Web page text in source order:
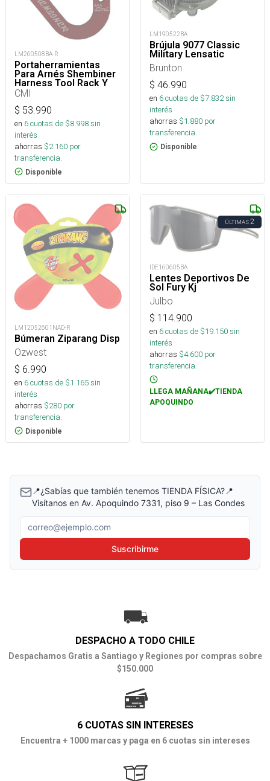
LM260508BA-R
Portaherramientas
Para Arnés Shembiner
Harness Tool Rack Y
Arborismo
CMI
$ 53.990
en 6cuotas de $8.998sin
interés
ahorras $2.160 por
transferencia.
Disponible
LM190522BA
Brújula 9077 Classic
Military Lensatic
Brunton
$ 46.990
en 6cuotas de $7.832sin
interés
ahorras $1.880 por
transferencia.
Disponible
LM12052601NAD-R
Búmeran Ziparang Disp
Ozwest
$ 6.990
en 6cuotas de $1.165sin
interés
ahorras $280 por
transferencia.
Disponible
ÚLTIMAS2
IDE160605BA
Lentes Deportivos De
Sol Fury Kj
Julbo
$ 114.900
en 6cuotas de $19.150sin
interés
ahorras $4.600 por
transferencia.
LLEGA MAÑANA✔️TIENDA
APOQUINDO
📍¿Sabías que también tenemos TIENDA FÍSICA?📍
Visítanos en Av. Apoquindo 7331, piso 9 – Las Condes
Correo electrónico
Suscribirme
DESPACHO A TODO CHILE
Despachamos Gratis a Santiago y Regiones por compras sobre
$150.000
6 CUOTAS SIN INTERESES
Encuentra + 1000 marcas y paga en 6 cuotas sin intereses